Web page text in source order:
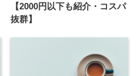
【2000円以下も紹介・コスパ
抜群】